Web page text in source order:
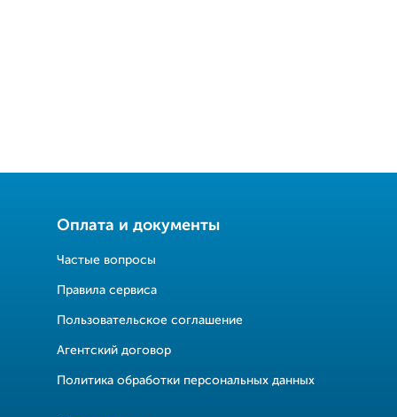
Оплата и документы
Частые вопросы
Правила сервиса
Пользовательское соглашение
Агентский договор
Политика обработки персональных данных